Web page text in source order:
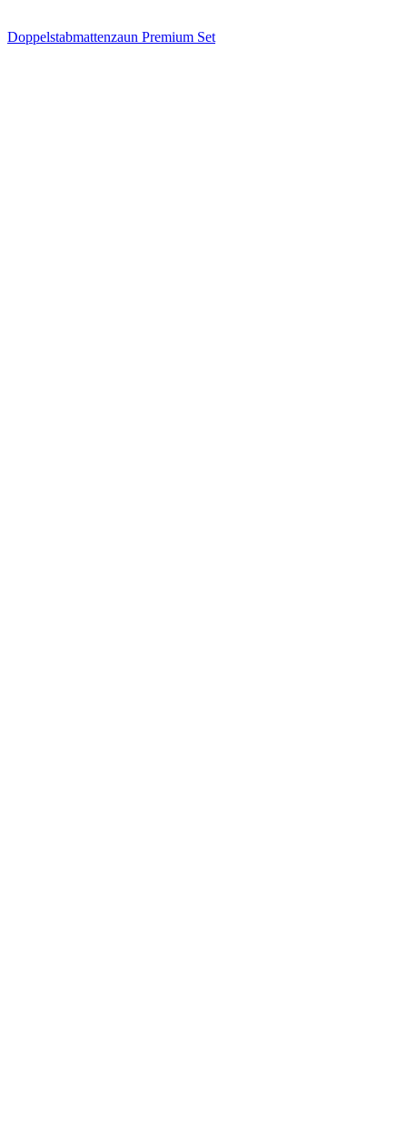
Doppelstabmattenzaun Premium Set